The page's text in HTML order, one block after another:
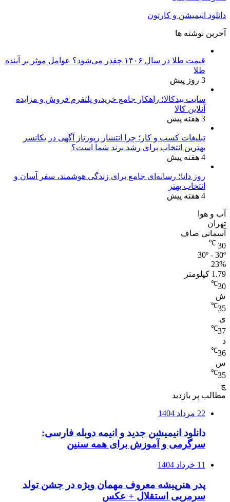
دانلود انیمیشن و کارتون
آخرین نوشته ها
قیمت طلا در سال ۱۴۰۶ چقدر می‌شود؟ عوامل موثر بر آینده
طلا
3 روز پیش
سایت بیدکالا؛ راهکار جامع خرید،و پلتفرم فروش و مزایده
آنلاین کالا
3 هفته پیش
تبلیغات کسب و کار؛ چرا انتشار رپورتاژ آگهی در یکانسر
بهترین انتخاب برای رشد برند شما است؟
4 هفته پیش
روز داتا؛ رسانه‌ای جامع برای زندگی هوشمند، سفر آسان و
انتخاب بهتر
4 هفته پیش
آب و هوا
تهران
آسمانی صاف
30
℃
30º - 30º
23%
1.79 کیلومتر
30
℃
ش
35
℃
ی
37
℃
د
36
℃
س
35
℃
چ
مطالب پر بازدید
22 مرداد 1404
دانلود انیمیشن جدید و انیمه دوبله فارسی:
سرگرمی و آموزش برای همه سنین
11 خرداد 1404
پدر هنرپیشه معروف مهمان ویژه در جشن تولد
سرمربی استقلال + عکس